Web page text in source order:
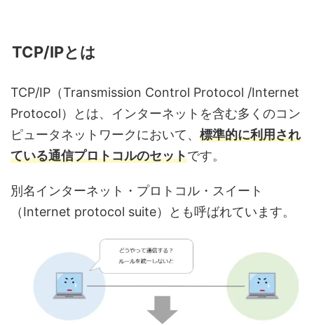
TCP/IPとは
TCP/IP（Transmission Control Protocol /Internet
Protocol）とは、インターネットを含む多くのコン
ピュータネットワークにおいて、 標準的に利用され
ている通信プロトコルのセットです。
別名インターネット・プロトコル・スイート
（Internet protocol suite）とも呼ばれています。